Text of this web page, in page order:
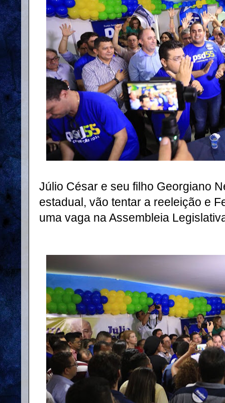
Júlio César e seu filho Georgiano
estadual, vão tentar a reeleição e
uma vaga na Assembleia